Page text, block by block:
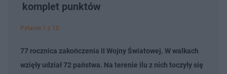
komplet punktów
Pytanie 1 z 10
77 rocznica zakończenia II Wojny Światowej. W walkach
wzięły udział 72 państwa. Na terenie ilu z nich toczyły się